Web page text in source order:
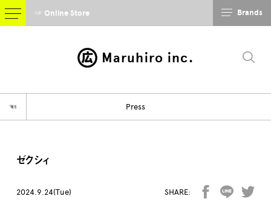
Maruhiro inc.
☞ Online Store Brands
Press
☜
ゼクシィ
2024.9.24(Tue) SHARE: